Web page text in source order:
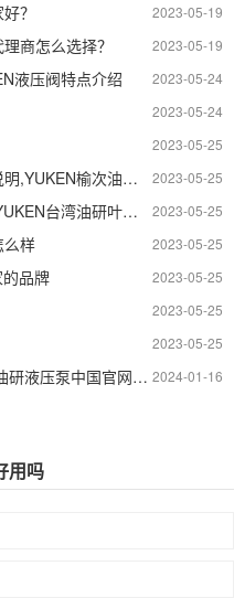
2023-05-19
？
2023-05-19
商怎么选择？
2023-05-24
液压阀特点介绍
2023-05-24
2023-05-25
2023-05-25
YUKEN榆次油研电磁换向阀型号说明,YUKEN榆次油研电磁换向阀卸油口的作用
2023-05-25
YUKEN台湾油研叶片泵使用说明,YUKEN台湾油研叶片泵工作原理
2023-05-25
么样
2023-05-25
品牌
2023-05-25
2023-05-25
2024-01-16
YUKEN是什么牌子的液压阀,日本油研液压泵中国官网产品分类
用吗